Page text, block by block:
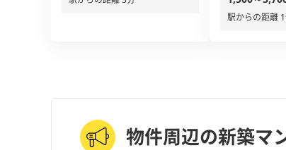
駅からの距離
物件周辺の新築マ